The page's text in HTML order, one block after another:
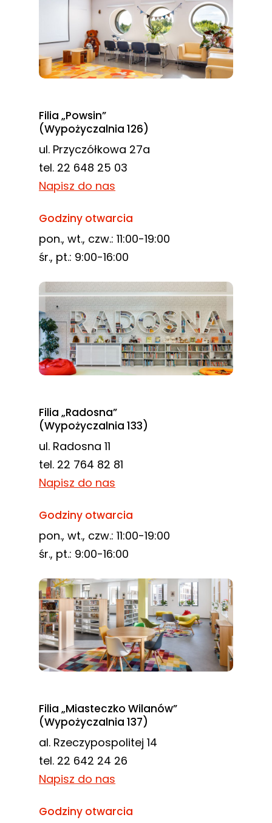
Filia „Powsin”
(Wypożyczalnia 126)
ul. Przyczółkowa 27a
tel. 22 648 25 03
Napisz do nas
Godziny otwarcia
pon., wt., czw.: 11:00-19:00
śr., pt.: 9:00-16:00
Filia „Radosna”
(Wypożyczalnia 133)
ul. Radosna 11
tel. 22 764 82 81
Napisz do nas
Godziny otwarcia
pon., wt., czw.: 11:00-19:00
śr., pt.: 9:00-16:00
Filia „Miasteczko Wilanów”
(Wypożyczalnia 137)
al. Rzeczypospolitej 14
tel. 22 642 24 26
Napisz do nas
Godziny otwarcia